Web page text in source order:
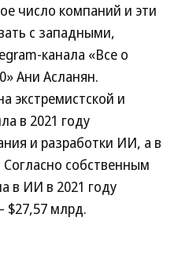
число компаний и эти
с западными,
канала «Все о
Ани Асланян.
экстремистской и
в 2021 году
и разработки ИИ, а в
собственным
в ИИ в 2021 году
$27,57 млрд.